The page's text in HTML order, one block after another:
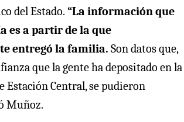
del Estado. “La información que
es a partir de la que
entregó la familia. Son datos que,
que la gente ha depositado en la
Estación Central, se pudieron
Muñoz.